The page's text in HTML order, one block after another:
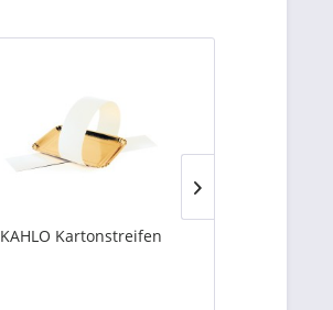
KAHLO Kartonstreifen